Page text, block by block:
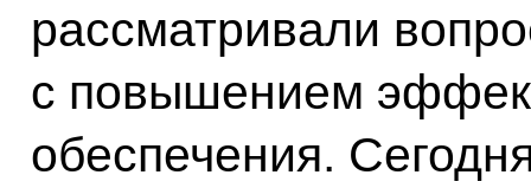
рассматривали
с повышением
обеспечения.